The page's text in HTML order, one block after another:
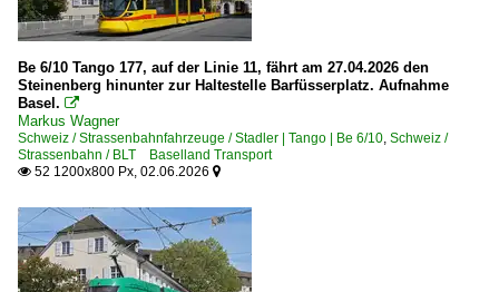
Be 6/10 Tango 177, auf der Linie 11, fährt am 27.04.2026 den
Steinenberg hinunter zur Haltestelle Barfüsserplatz. Aufnahme
Basel. 
Markus Wagner
Schweiz / Strassenbahnfahrzeuge / Stadler | Tango | Be 6/10 Schweiz /
Strassenbahn / BLT Baselland Transport
 52 1200x800 Px, 02.06.2026 